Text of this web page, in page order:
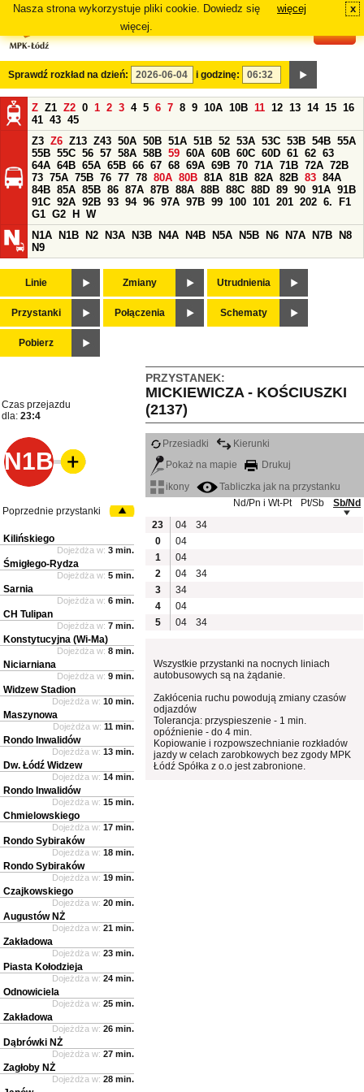
Nasza strona wykorzystuje pliki cookie. Dowiedz się
więcej.
więcej x
Sprawdź rozkład na dzień: i godzinę:
Z Z1 Z2 0 1 2 3 4 5 6 7 8 9 10A 10B 11 12 13 14 15 16
41 43 45
Z3 Z6 Z13 Z43 50A 50B 51A 51B 52 53A 53C 53B 54B 55A
55B 55C 56 57 58A 58B 59 60A 60B 60C 60D 61 62 63
64A 64B 65A 65B 66 67 68 69A 69B 70 71A 71B 72A 72B
73 75A 75B 76 77 78 80A 80B 81A 81B 82A 82B 83 84A
84B 85A 85B 86 87A 87B 88A 88B 88C 88D 89 90 91A 91B
91C 92A 92B 93 94 96 97A 97B 99 100 101 201 202 6.
F1
G1 G2 H
W
N1A
N1B N2 N3A N3B N4A N4B N5A N5B N6 N7A N7B
N8
N9
Linie Zmiany Utrudnienia
Przystanki Połączenia Schematy
Pobierz
PRZYSTANEK:
MICKIEWICZA - KOŚCIUSZKI
(2137)
Czas przejazdu
dla: 23:4
N1B
Przesiadki
Kierunki
Pokaż na mapie
Drukuj
ikony
Tabliczka jak na przystanku
Nd/Pn i Wt-Pt
Pt/Sb
Sb/Nd
23
04
34
0
04
1
04
2
04
34
3
34
4
04
5
04 34
Wszystkie przystanki na nocnych liniach
autobusowych są na żądanie.
Zakłócenia ruchu powodują zmiany czasów
odjazdów
Tolerancja: przyspieszenie - 1 min.
opóźnienie - do 4 min.
Kopiowanie i rozpowszechnianie rozkładów
jazdy w celach zarobkowych bez zgody MPK
Łódź Spółka z o.o jest zabronione.
Poprzednie przystanki
Kilińskiego
Dojeżdża w: 3 min.
Śmigłego-Rydza
Dojeżdża w: 5 min.
Sarnia
Dojeżdża w: 6 min.
CH Tulipan
Dojeżdża w: 7 min.
Konstytucyjna (Wi-Ma)
Dojeżdża w: 8 min.
Niciarniana
Dojeżdża w: 9 min.
Widzew Stadion
Dojeżdża w: 10 min.
Maszynowa
Dojeżdża w: 11 min.
Rondo Inwalidów
Dojeżdża w: 13 min.
Dw. Łódź Widzew
Dojeżdża w: 14 min.
Rondo Inwalidów
Dojeżdża w: 15 min.
Chmielowskiego
Dojeżdża w: 17 min.
Rondo Sybiraków
Dojeżdża w: 18 min.
Rondo Sybiraków
Dojeżdża w: 19 min.
Czajkowskiego
Dojeżdża w: 20 min.
Augustów NŻ
Dojeżdża w: 21 min.
Zakładowa
Dojeżdża w: 23 min.
Piasta Kołodzieja
Dojeżdża w: 24 min.
Odnowiciela
Dojeżdża w: 25 min.
Zakładowa
Dojeżdża w: 26 min.
Dąbrówki NŻ
Dojeżdża w: 27 min.
Zagłoby NŻ
Dojeżdża w: 28 min.